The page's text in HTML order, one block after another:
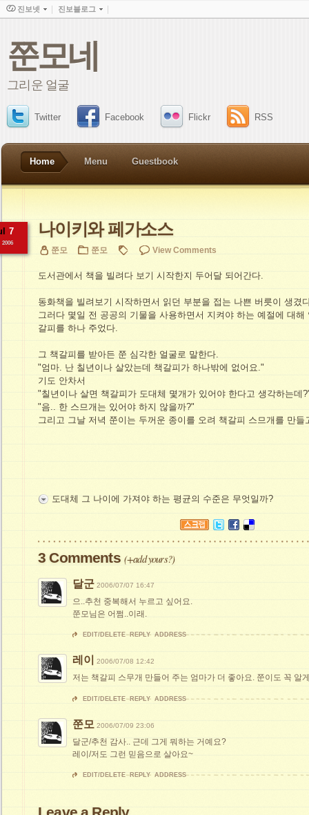
쭌모네
그리운 얼굴
Twitter Facebook Flickr RSS
Home Menu Guestbook
나이키와 페가소스
7
2006
쭌모 쭌모 View Comments
도서관에서 책을 빌려다 보기 시작한지 두어달 되어간다.
동화책을 빌려보기 시작하면서 읽던 부분을 접는 나쁜 버릇이 생겼
그러다 몇일 전 공공의 기물을 사용하면서 지켜야 하는 예절에 대해
갈피를 하나 주었다.
그 책갈피를 받아든 쭌 심각한 얼굴로 말한다.
"엄마. 난 칠년이나 살았는데 책갈피가 하나밖에 없어요."
기도 안차서
"칠년이나 살면 책갈피가 도대체 몇개가 있어야 한다고 생각하는데
"음.. 한 스므개는 있어야 하지 않을까?"
그리고 그날 저녁 쭌이는 두꺼운 종이를 오려 책갈피 스므개를 만들
도대체 그 나이에 가져야 하는 평균의 수준은 무엇일까?
3 Comments (+add yours?)
달군 2006/07/07 16:47
으..추천 중복해서 누르고 싶어요.
쭌모님은 어쩜..이래.
EDIT/DELETE REPLY ADDRESS
레이 2006/07/08 12:42
저는 책갈피 스무개 만들어 주는 엄마가 더 좋아요. 쭌이도 꼭 알
EDIT/DELETE REPLY ADDRESS
쭌모 2006/07/09 23:06
달군/추천 감사.. 근데 그게 뭐하는 거예요?
레이/저도 그런 믿음으로 살아요~
EDIT/DELETE REPLY ADDRESS
진보넷 진보블로그